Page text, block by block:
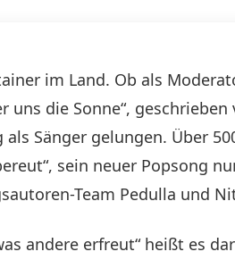
im Land. Ob als
uns die Sonne“,
Sänger gelungen. Über
sein neuer Popsong
Team Pedulla und
andere erfreut“ heißt es